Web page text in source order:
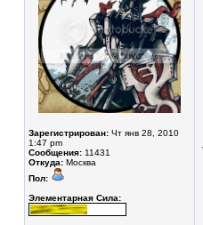
Зарегистрирован: Чт янв 28, 2010
1:47 pm
Сообщения: 11431
Откуда: Москва
Пол:
Элементарная Сила: